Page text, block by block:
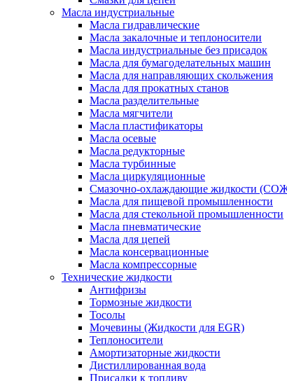
Масла индустриальные
Масла гидравлические
Масла закалочные и теплоносители
Масла индустриальные без присадок
Масла для бумагоделательных машин
Масла для направляющих скольжения
Масла для прокатных станов
Масла разделительные
Масла мягчители
Масла пластификаторы
Масла осевые
Масла редукторные
Масла турбинные
Масла циркуляционные
Смазочно-охлаждающие жидкости
Масла для пищевой промышленности
Масла для стекольной промышленности
Масла пневматические
Масла для цепей
Масла консервационные
Масла компрессорные
Технические жидкости
Антифризы
Тормозные жидкости
Тосолы
Мочевины (Жидкости для EGR)
Теплоносители
Амортизаторные жидкости
Дистиллированная вода
Присадки к топливу